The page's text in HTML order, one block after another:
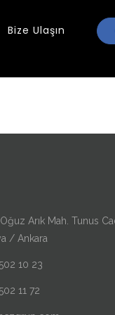
Bize Ulaşın
Arık Mah. Tunus
/ Ankara
10 23
11 72